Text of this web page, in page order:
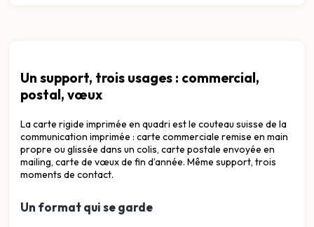
Un support, trois usages : commercial,
postal, vœux
La carte rigide imprimée en quadri est le couteau suisse de la
communication imprimée : carte commerciale remise en main
propre ou glissée dans un colis, carte postale envoyée en
mailing, carte de vœux de fin d’année. Même support, trois
moments de contact.
Un format qui se garde